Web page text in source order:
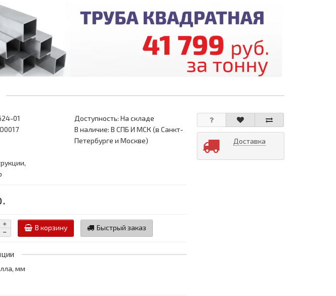
01
Доступность: На складе
В наличие: В СПБ И МСК (в Санкт-
Петербурге и Москве)
В корзину Быстрый заказ
мм
Доставка